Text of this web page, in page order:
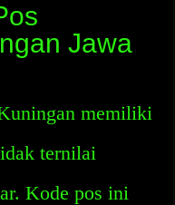
Jawa
memiliki
ternilai
Kode pos ini